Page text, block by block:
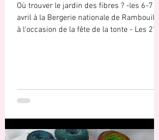
Où trouver le jardin des fibres ? -les 6-7
avril à la Bergerie nationale de Rambouillet
à l'occasion de la fête de la tonte - Les 27-